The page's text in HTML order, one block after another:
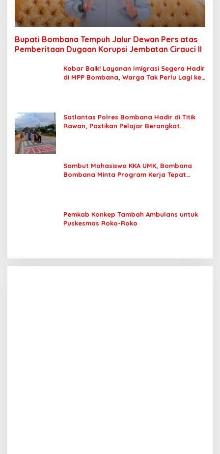
Bupati Bombana Tempuh Jalur Dewan Pers atas
Pemberitaan Dugaan Korupsi Jembatan Cirauci II
Kabar Baik! Layanan Imigrasi Segera Hadir
di MPP Bombana, Warga Tak Perlu Lagi ke
Satlantas Polres Bombana Hadir di Titik
Rawan, Pastikan Pelajar Berangkat
Sambut Mahasiswa KKA UMK, Bombana
Bombana Minta Program Kerja Tepat
Pemkab Konkep Tambah Ambulans untuk
Puskesmas Roko-Roko